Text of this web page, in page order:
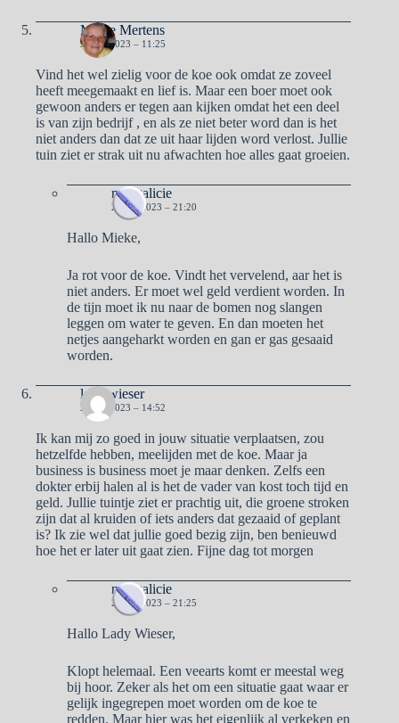
Mieke Mertens
2 MEI 2023 – 11:25
Vind het wel zielig voor de koe ook omdat ze zoveel
heeft meegemaakt en lief is. Maar een boer moet ook
gewoon anders er tegen aan kijken omdat het een deel
is van zijn bedrijf , en als ze niet beter word dan is het
niet anders dan dat ze uit haar lijden word verlost. Jullie
tuin ziet er strak uit nu afwachten hoe alles gaat groeien.
naargalicie
2 MEI 2023 – 21:20
Hallo Mieke,
Ja rot voor de koe. Vindt het vervelend, aar het is
niet anders. Er moet wel geld verdient worden. In
de tijn moet ik nu naar de bomen nog slangen
leggen om water te geven. En dan moeten het
netjes aangeharkt worden en gan er gas gesaaid
worden.
lady wieser
2 MEI 2023 – 14:52
Ik kan mij zo goed in jouw situatie verplaatsen, zou
hetzelfde hebben, meelijden met de koe. Maar ja
business is business moet je maar denken. Zelfs een
dokter erbij halen al is het de vader van kost toch tijd en
geld. Jullie tuintje ziet er prachtig uit, die groene stroken
zijn dat al kruiden of iets anders dat gezaaid of geplant
is? Ik zie wel dat jullie goed bezig zijn, ben benieuwd
hoe het er later uit gaat zien. Fijne dag tot morgen
naargalicie
2 MEI 2023 – 21:25
Hallo Lady Wieser,
Klopt helemaal. Een veearts komt er meestal weg
bij hoor. Zeker als het om een situatie gaat waar er
gelijk ingegrepen moet worden om de koe te
redden. Maar hier was het eigenlijk al verkeken en